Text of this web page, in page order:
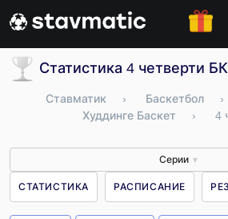
Статистика 4 четверти
Ставматик › Баскетбол ›
Худдинге Баскет
› 4
Серии ▼
СТАТИСТИКА РАСПИСАНИЕ